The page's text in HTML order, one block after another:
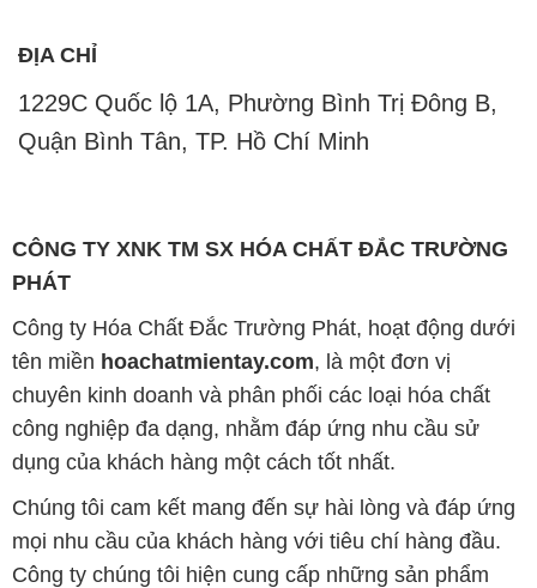
ĐỊA CHỈ
1229C Quốc lộ 1A, Phường Bình Trị Đông B,
Quận Bình Tân, TP. Hồ Chí Minh
CÔNG TY XNK TM SX HÓA CHẤT ĐẮC TRƯỜNG
PHÁT
Công ty Hóa Chất Đắc Trường Phát, hoạt động dưới
tên miền hoachatmientay.com, là một đơn vị
chuyên kinh doanh và phân phối các loại hóa chất
công nghiệp đa dạng, nhằm đáp ứng nhu cầu sử
dụng của khách hàng một cách tốt nhất.
Chúng tôi cam kết mang đến sự hài lòng và đáp ứng
mọi nhu cầu của khách hàng với tiêu chí hàng đầu.
Công ty chúng tôi hiện cung cấp những sản phẩm